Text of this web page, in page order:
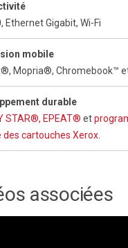
Ethernet Gigabit, Wi-Fi
mobile
Mopria®, Chromebook™
durable
STAR®, EPEAT® et
des cartouches Xerox.
associées